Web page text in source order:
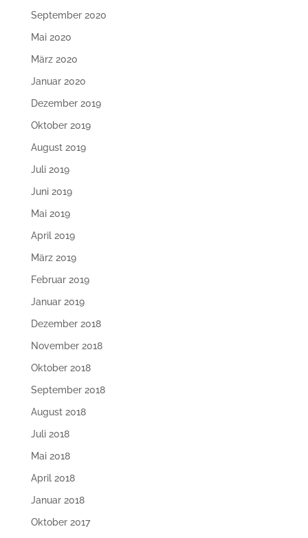
September 2020
Mai 2020
März 2020
Januar 2020
Dezember 2019
Oktober 2019
August 2019
Juli 2019
Juni 2019
Mai 2019
April 2019
März 2019
Februar 2019
Januar 2019
Dezember 2018
November 2018
Oktober 2018
September 2018
August 2018
Juli 2018
Mai 2018
April 2018
Januar 2018
Oktober 2017